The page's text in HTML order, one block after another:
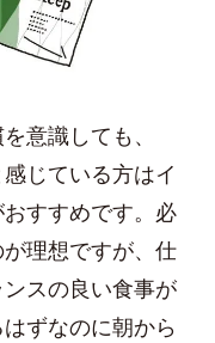
意識しても、
じている方はイ
すすめです。必
理想ですが、仕
スの良い食事が
ずなのに朝から